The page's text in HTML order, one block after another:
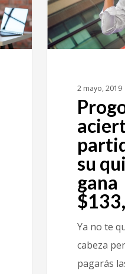
2 mayo, 2019
su
gana
Ya no te
cabeza
pagarás